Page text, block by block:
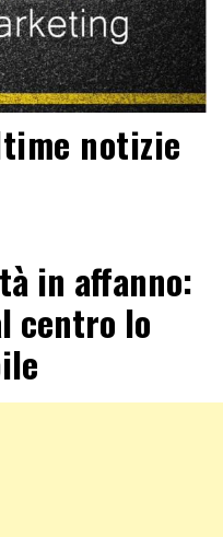
notizie
in affanno:
centro lo